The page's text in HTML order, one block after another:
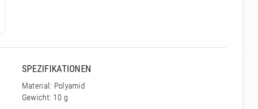
SPEZIFIKATIONEN
Material: Polyamid
Gewicht: 10 g